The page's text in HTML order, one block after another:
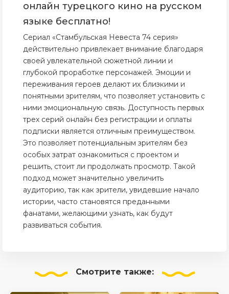
онлайн турецкого кино на русском
языке бесплатно!
Сериал «Стамбульская Невеста 74 серия»
действительно привлекает внимание благодаря
своей увлекательной сюжетной линии и
глубокой проработке персонажей. Эмоции и
переживания героев делают их близкими и
понятными зрителям, что позволяет установить с
ними эмоциональную связь. Доступность первых
трех серий онлайн без регистрации и оплаты
подписки является отличным преимуществом.
Это позволяет потенциальным зрителям без
особых затрат ознакомиться с проектом и
решить, стоит ли продолжать просмотр. Такой
подход может значительно увеличить
аудиторию, так как зрители, увидевшие начало
истории, часто становятся преданными
фанатами, желающими узнать, как будут
развиваться события.
Смотрите также: